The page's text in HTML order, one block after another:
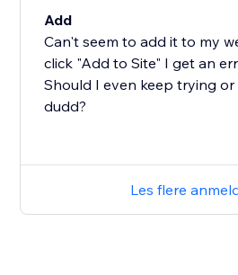
Add
Can't seem to add it to my
click "Add to Site" I get an
Should I even keep trying
dudd?
Les flere